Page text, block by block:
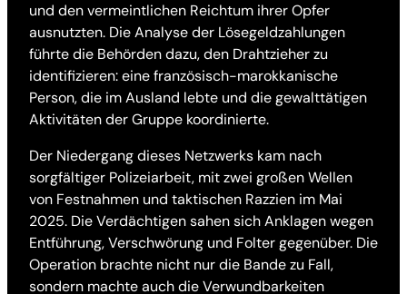
und den vermeintlichen Reichtum ihrer Opfer
ausnutzten. Die Analyse der Lösegeldzahlungen
führte die Behörden dazu, den Drahtzieher zu
identifizieren: eine französisch-marokkanische
Person, die im Ausland lebte und die gewalttätigen
Aktivitäten der Gruppe koordinierte.
Der Niedergang dieses Netzwerks kam nach
sorgfältiger Polizeiarbeit, mit zwei großen Wellen
von Festnahmen und taktischen Razzien im Mai
2025. Die Verdächtigen sahen sich Anklagen wegen
Entführung, Verschwörung und Folter gegenüber. Die
Operation brachte nicht nur die Bande zu Fall,
sondern machte auch die Verwundbarkeiten